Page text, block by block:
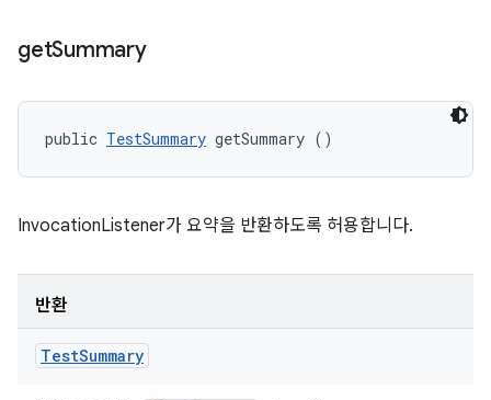
getSummary
public TestSummary getSummary ()
InvocationListener가 요약을 반환하도록 허용합니다.
반환
TestSummary